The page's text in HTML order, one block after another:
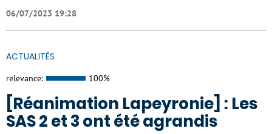
06/07/2023 19:28
ACTUALITÉS
relevance: 100%
[Réanimation Lapeyronie] : Les
SAS 2 et 3 ont été agrandis